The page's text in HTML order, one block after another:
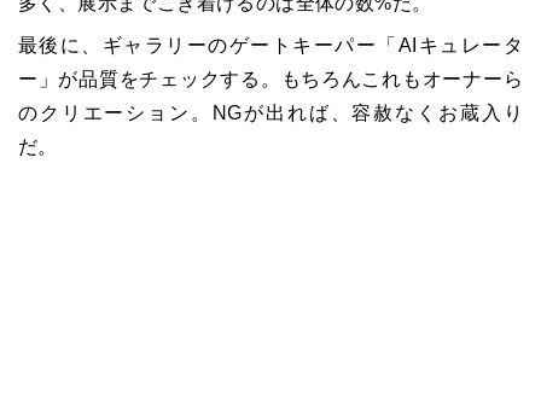
最後に、ギャラリーのゲートキーパー「AIキュレータ
ー」が品質をチェックする。もちろんこれもオーナーら
のクリエーション。NGが出れば、容赦なくお蔵入り
だ。